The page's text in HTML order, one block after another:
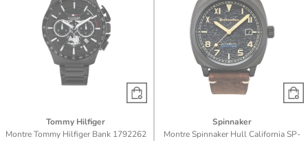
Tommy Hilfiger
Montre Tommy Hilfiger Bank 1792262
Spinnaker
Montre Spinnaker Hull California SP-